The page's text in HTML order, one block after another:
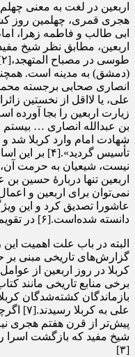
هجری قمری، چهلمین روز
ابی طالب و فاطمه زهرا،
(دمشق) به مدینه است.
انصاری صحابی برجسته
علی، یا لااقل از نخستین
بن عبدالله انصاری …
شهادت امام وارد کربلا شد
تأسیس
اربعین تنها دربارهٔ حسین
نمی‌توان برای اربعین و
عاشورا تصدیق کرد و این
دانسته شده‌است.[۶] در تقویم رسمی ایران این روز تعطیل می‌باشد.
البته در باب علت اهمیت
گزارش‌های تاریخی مبنی بر
کربلا در روز اربعین از
برخی منابع تاریخی مانند
بازماندگان کشته‌شدگان
علی به
پیش‌تر از قرن هفتم هجری
شیخ مفید که بازگشت اسرا
[۳]